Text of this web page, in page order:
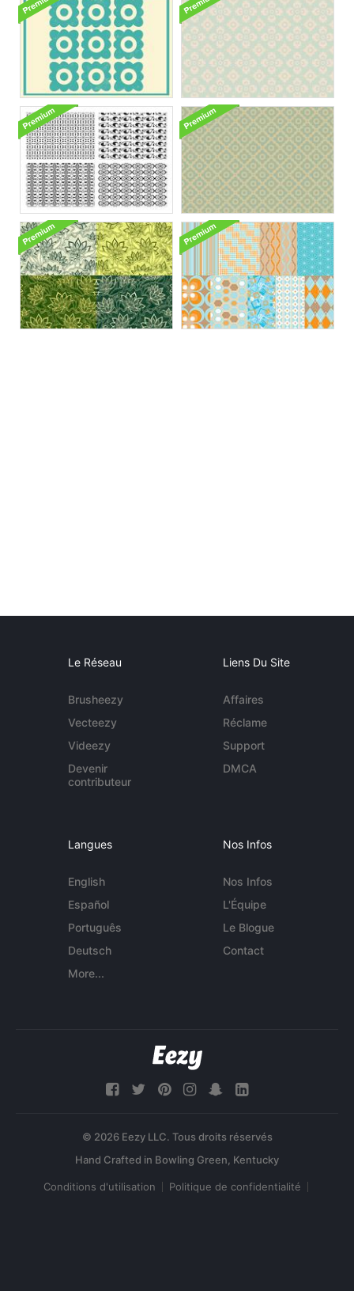
Le Réseau
Brusheezy
Vecteezy
Videezy
Devenir
contributeur
Liens Du Site
Affaires
Réclame
Support
DMCA
Langues
English
Español
Português
Deutsch
More...
Nos Infos
Nos Infos
L'Équipe
Le Blogue
Contact
© 2026 Eezy LLC. Tous droits réservés
Conditions d'utilisation Politique de confidentialité